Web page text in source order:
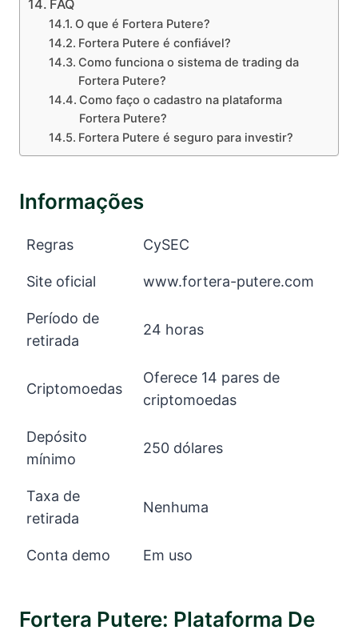
FAQ
O que é Fortera Putere?
Fortera Putere é confiável?
Como funciona o sistema de trading da
Fortera Putere?
Como faço o cadastro na plataforma
Fortera Putere?
Fortera Putere é seguro para investir?
Informações
Regras CySEC
Site oficial www.fortera-putere.com
Período de
retirada
24 horas
Criptomoedas
Oferece 14 pares de
criptomoedas
Depósito
mínimo
250 dólares
Taxa de
retirada
Nenhuma
Conta demo Em uso
Fortera Putere: Plataforma De